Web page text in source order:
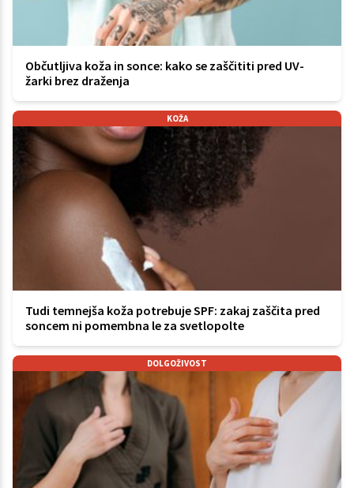
Občutljiva koža in sonce: kako se zaščititi pred UV-
žarki brez draženja
KOŽA
Tudi temnejša koža potrebuje SPF: zakaj zaščita pred
soncem ni pomembna le za svetlopolte
DOLGOŽIVOST